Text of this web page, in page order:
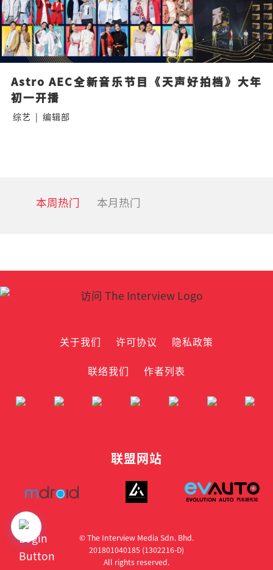
Astro AEC全新音乐节目《天声好拍档》大年
初一开播
综艺 | 编辑部
本周热门 本月热门
关于我们 许可协议
隐私政策
联络我们
作者列表
联盟网站
© The Interview Media Sdn. Bhd.
201801040185 (1302216­-D)
All rights reserved.